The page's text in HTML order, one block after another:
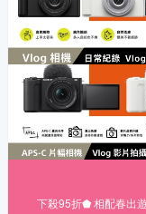
下殺95折⬟ 相配春出